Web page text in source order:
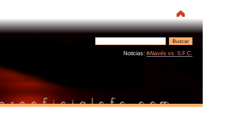
Noticias: #Alavés vs. S.F.C.